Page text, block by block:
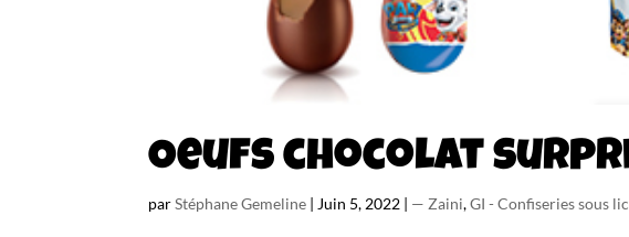
Oeufs chocolat
parStéphane Gemeline | Juin 5, 2022 | — Zaini,GI - Confiseries sous